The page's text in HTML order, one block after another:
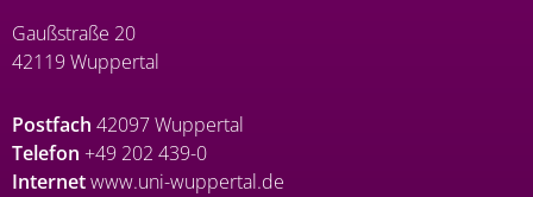
Gaußstraße 20
42119 Wuppertal
Postfach 42097 Wuppertal
Telefon +49 202 439-0
Internetwww.uni-wuppertal.de